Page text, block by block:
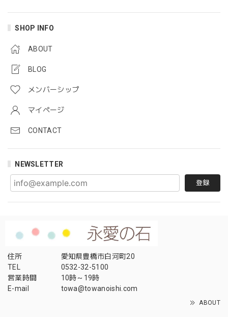
SHOP INFO
ABOUT
BLOG
メンバーシップ
マイページ
CONTACT
NEWSLETTER
登録
住所
愛知県豊橋市白河町20
TEL
0532-32-5100
営業時間
10時～19時
E-mail
towa@towanoishi.com
ABOUT